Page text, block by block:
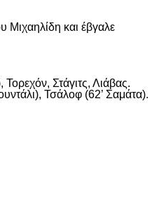
Μιχαηλίδη και έβγαλε
Στάγιτς, Λιάβας.
Τσάλοφ (62’ Σαμάτα).